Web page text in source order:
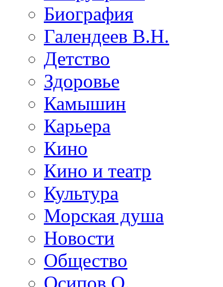
Биография
Галендеев В.Н.
Детство
Здоровье
Камышин
Карьера
Кино
Кино и театр
Культура
Морская душа
Новости
Общество